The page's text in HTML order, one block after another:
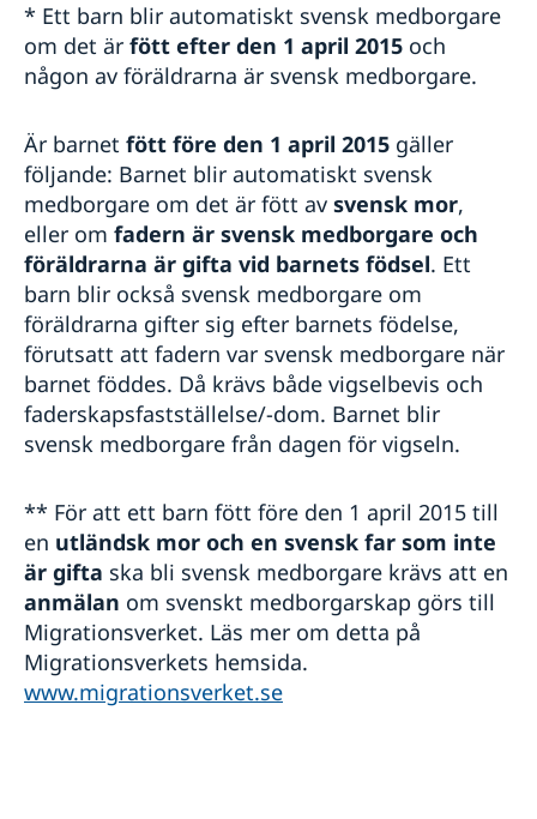
* Ett barn blir automatiskt svensk medborgare
om det är fött efter den 1 april 2015 och
någon av föräldrarna är svensk medborgare.
Är barnet fött före den 1 april 2015 gäller
följande: Barnet blir automatiskt svensk
medborgare om det är fött av svensk mor,
eller om fadern är svensk medborgare och
föräldrarna är gifta vid barnets födsel. Ett
barn blir också svensk medborgare om
föräldrarna gifter sig efter barnets födelse,
förutsatt att fadern var svensk medborgare när
barnet föddes. Då krävs både vigselbevis och
faderskapsfastställelse/-dom. Barnet blir
svensk medborgare från dagen för vigseln.
** För att ett barn fött före den 1 april 2015 till
en utländsk mor och en svensk far som inte
är gifta ska bli svensk medborgare krävs att en
anmälan om svenskt medborgarskap görs till
Migrationsverket. Läs mer om detta på
Migrationsverkets hemsida.
www.migrationsverket.se